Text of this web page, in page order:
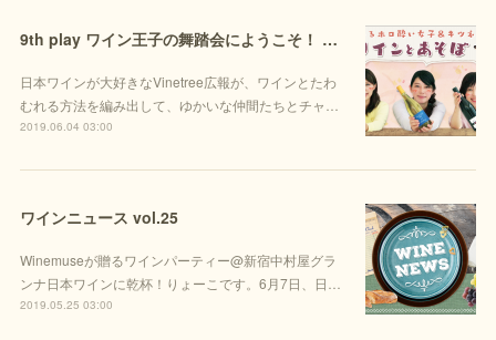
9th play ワイン王子の舞踏会にようこそ！ シンデレラ・チーズ決定戦（後編）
日本ワインが大好きなVinetree広報が、ワインとたわ
むれる方法を編み出して、ゆかいな仲間たちとチャ…
2019.06.04 03:00
ワインニュース vol.25
Winemuseが贈るワインパーティー@新宿中村屋グラ
ンナ日本ワインに乾杯！りょーこです。6月7日、日…
2019.05.25 03:00